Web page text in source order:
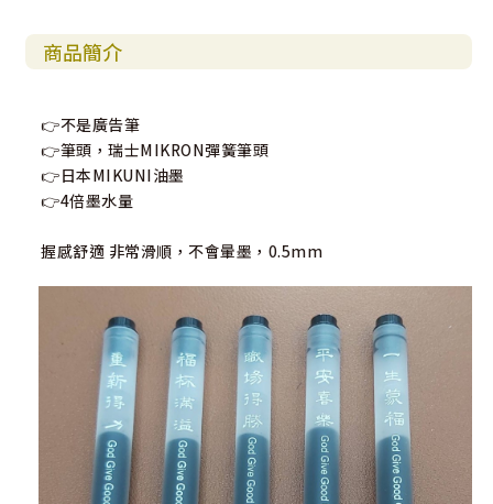
商品簡介
👉不是廣告筆
👉筆頭，瑞士MIKRON彈簧筆頭
👉日本MIKUNI油墨
👉4倍墨水量
握感舒適 非常滑順，不會暈墨，0.5mm